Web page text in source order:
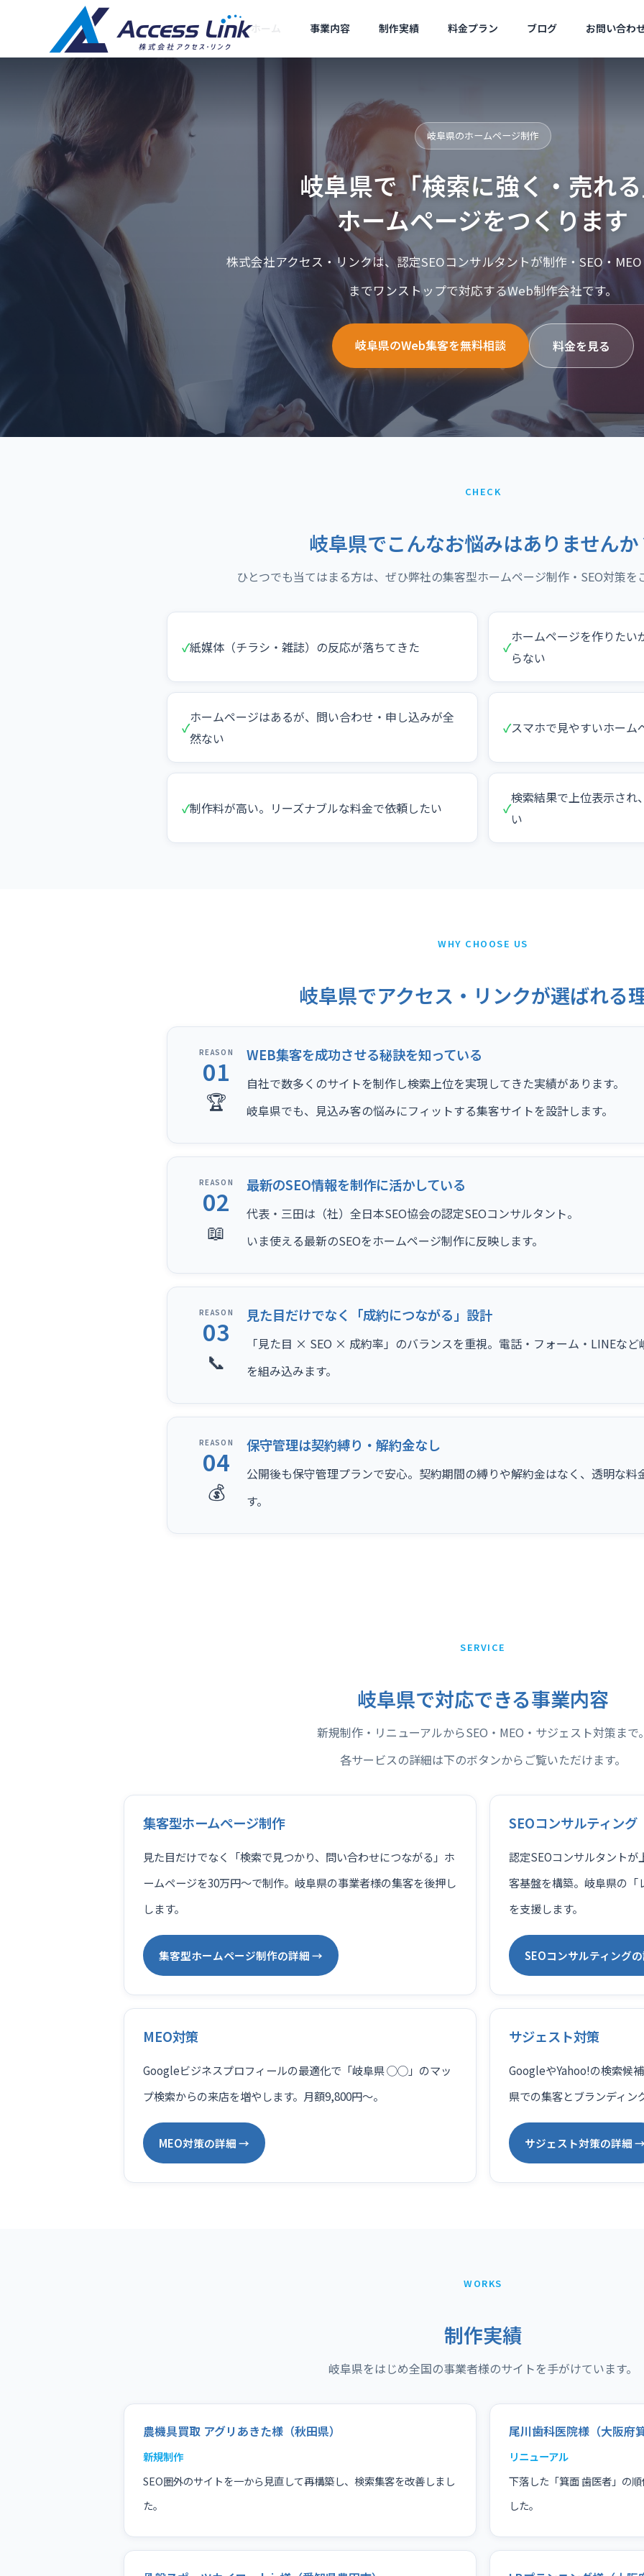
ホーム 事業内容 制作実績 料金プラン ブログ お問い合わ
集客型ホームペー
ジ制作
SEOに強い「売れるホ
ームページ」をお届け
します
SEOコンサルティ
ング
あなたの会社のレンタ
ルWEB部長に
MEO対策
Googleマップ対策は必
須です
サジェ
（サジ
告）
コスパ良く
現！
クロールバジェットとは？Go
ogle公式更新と中小企業の対
策
セキュリティ
Googleを名乗る不審な電話・
SMSの見分け方
Googleトレンドが
に対応｜キーワード
会社概要
Company Profile
提携企業
Partner companies
岐阜県のホームページ制作
岐阜県で「検索に強く・売れ
ホームページをつくります
株式会社アクセス・リンクは、認定SEOコンサルタントが制作・SEO・
までワンストップで対応するWeb制作会社です。
岐阜県のWeb集客を無料相談 料金を見る
CHECK
岐阜県でこんなお悩みはありませんか
ひとつでも当てはまる方は、ぜひ弊社の集客型ホームページ制作・SEO対策を
✓紙媒体（チラシ・雑誌）の反応が落ちてきた ✓
ホームページを作りたい
らない
✓
ホームページはあるが、問い合わせ・申し込みが全
然ない
✓スマホで見やすいホーム
✓制作料が高い。リーズナブルな料金で依頼したい ✓
検索結果で上位表示され
い
WHY CHOOSE US
岐阜県でアクセス・リンクが選ばれる
REASON
01
🏆
WEB集客を成功させる秘訣を知っている
自社で数多くのサイトを制作し検索上位を実現してきた実績があります。
岐阜県でも、見込み客の悩みにフィットする集客サイトを設計します。
REASON
02
📖
最新のSEO情報を制作に活かしている
代表・三田は（社）全日本SEO協会の認定SEOコンサルタント。
いま使える最新のSEOをホームページ制作に反映します。
REASON
03
📞
見た目だけでなく「成約につながる」設計
「見た目 × SEO × 成約率」のバランスを重視。電話・フォーム・LINEな
を組み込みます。
REASON
04
💰
保守管理は契約縛り・解約金なし
公開後も保守管理プランで安心。契約期間の縛りや解約金はなく、透明な料
す。
SERVICE
岐阜県で対応できる事業内容
新規制作・リニューアルからSEO・MEO・サジェスト対策まで
各サービスの詳細は下のボタンからご覧いただけます。
集客型ホームページ制作
見た目だけでなく「検索で見つかり、問い合わせにつながる」ホ
ームページを30万円〜で制作。岐阜県の事業者様の集客を後押し
します。
集客型ホームページ制作の詳細 →
SEOコンサルティング
認定SEOコンサルタント
客基盤を構築。岐阜県の「
を支援します。
SEOコンサルティング
MEO対策
Googleビジネスプロフィールの最適化で「岐阜県 ◯◯」のマッ
プ検索からの来店を増やします。月額9,800円〜。
MEO対策の詳細 →
サジェスト対策
GoogleやYahoo!の検索候
県での集客とブランディン
サジェスト対策の詳細
WORKS
制作実績
岐阜県をはじめ全国の事業者様のサイトを手がけています。
農機具買取 アグリあきた様（秋田県）
新規制作
SEO圏外のサイトを一から見直して再構築し、検索集客を改善しまし
た。
尾川歯科医院様（大阪府
リニューアル
下落した「箕面 歯医者」の
した。